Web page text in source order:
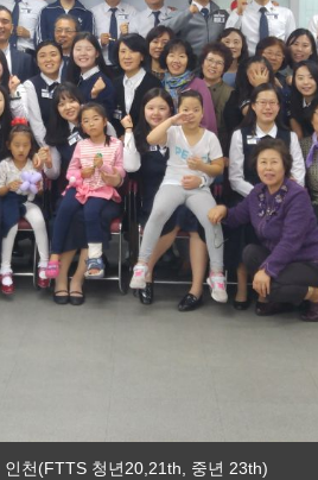
천(FTTS 청년20,21th, 중년 23th)